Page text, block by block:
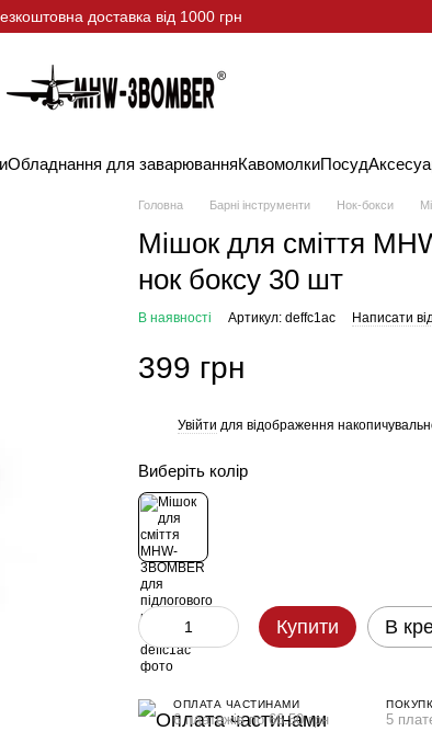
доставка від 1000 грн
Обладнання для заварюванняКавомолкиПосуд
Головна Барні інструменти Нок-бокси
Мішок для сміття
нок боксу 30 шт
В наявності Артикул: deffc1ac Написати
399 грн
Увійти для відображення
Виберіть колір
Купити В
ОПЛАТА ЧАСТИНАМИ
6 платежів по 66.50 грн 5